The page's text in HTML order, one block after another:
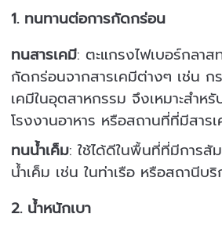
1. ทนทานต่อการกัดกร่อน
ทนสารเคมี: ตะแกรงไฟเบอร์กลา
กัดกร่อนจากสารเคมีต่างๆ เช่น ก
เคมีในอุตสาหกรรม จึงเหมาะสำหรั
โรงงานอาหาร หรือสถานที่ที่มีสาร
ทนน้ำเค็ม: ใช้ได้ดีในพื้นที่ที่มีการสั
น้ำเค็ม เช่น ในท่าเรือ หรือสถานีบ
2. น้ำหนักเบา